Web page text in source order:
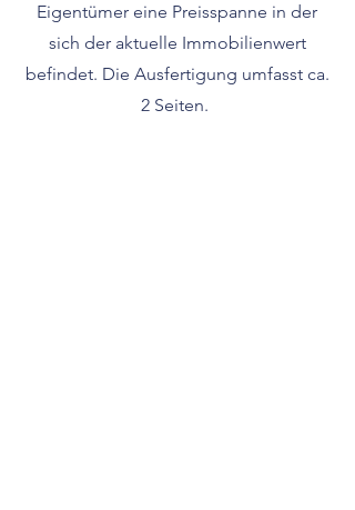
Eigentümer eine Preisspanne in der
sich der aktuelle Immobilienwert
befindet. Die Ausfertigung umfasst ca.
2 Seiten.